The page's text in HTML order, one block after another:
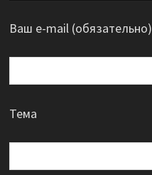
Ваш e-mail (обязательно)
Тема